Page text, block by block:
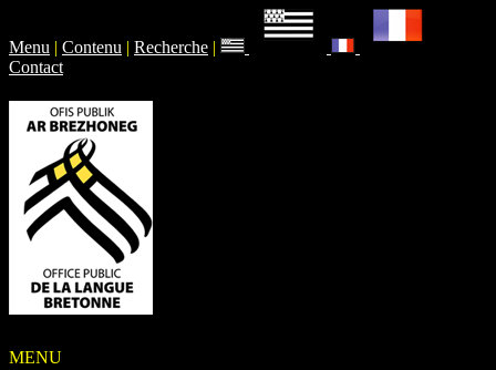
Menu | Contenu | Recherche |
Contact
MENU